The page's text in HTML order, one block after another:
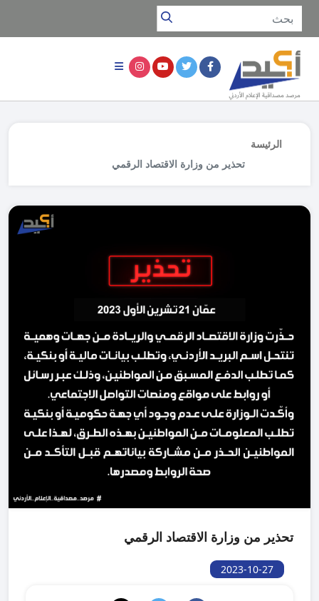
الرئيسة
تحذير من وزارة الاقتصاد الرقمي
تحذير من وزارة الاقتصاد الرقمي
2023-10-27